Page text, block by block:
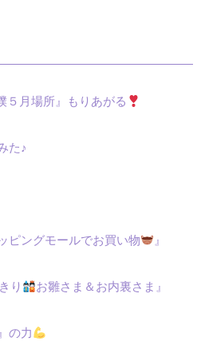
５月場所』もりあがる
た♪
ピングモールでお買い物 』
り お雛さま＆お内裏さま』
の力